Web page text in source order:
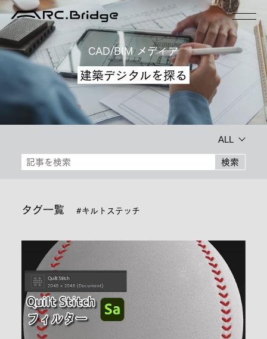
CAD/BIM メディア
建築デジタルを探る
ALL
検索
タグ一覧 #キルトステッチ